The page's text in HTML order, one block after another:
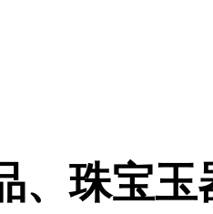
、珠宝